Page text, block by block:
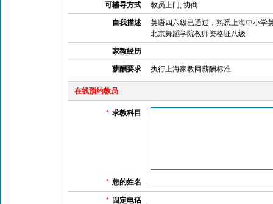
可辅导方式 教员上门, 协商
自我描述
英语四六级已通过，熟悉上海中小学
北京舞蹈学院教师资格证八级
家教经历
薪酬要求 执行上海家教网薪酬标准
在线预约教员
* 求教科目
* 您的姓名
* 固定电话